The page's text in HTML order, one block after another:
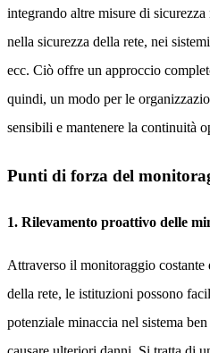
integrando altre misure di
nella sicurezza della rete, nei
ecc. Ciò offre un approccio
quindi, un modo per le
sensibili e mantenere la continuità
Punti di forza del
1. Rilevamento proattivo delle
Attraverso il monitoraggio
della rete, le istituzioni possono
potenziale minaccia nel sistema